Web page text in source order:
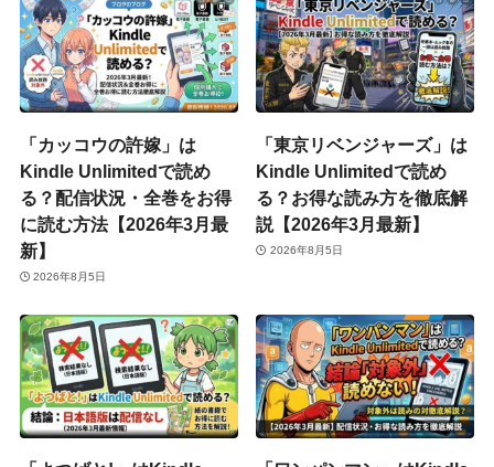
「カッコウの許嫁」は
Kindle Unlimitedで読め
る？配信状況・全巻をお得
に読む方法【2026年3月最
新】
2026年8月5日
「東京リベンジャーズ」は
Kindle Unlimitedで読め
る？お得な読み方を徹底解
説【2026年3月最新】
2026年8月5日